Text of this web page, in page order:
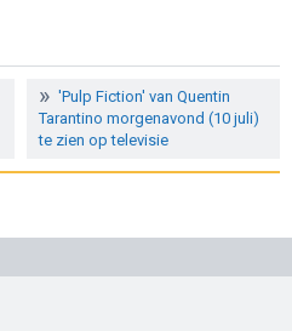
'Pulp Fiction' van Quentin
Tarantino morgenavond (10 juli)
te zien op televisie